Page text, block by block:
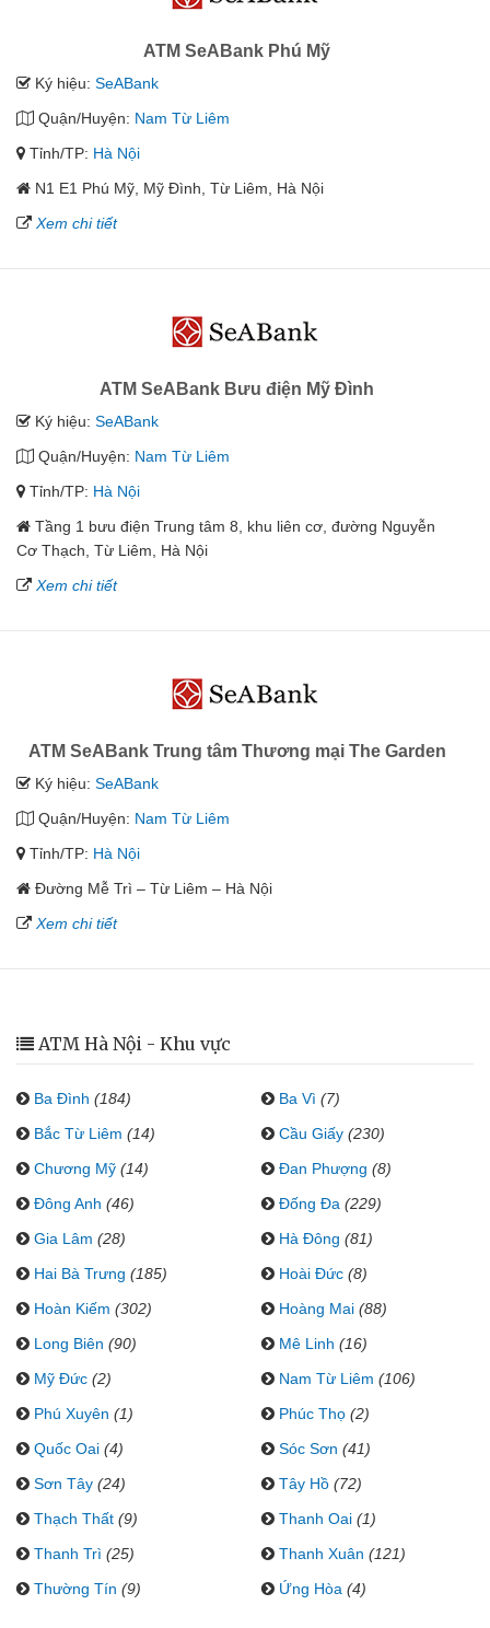
ATM SeABank Phú Mỹ
Ký hiệu: SeABank
Quận/Huyện: Nam Từ Liêm
Tỉnh/TP: Hà Nội
N1 E1 Phú Mỹ, Mỹ Đình, Từ Liêm, Hà Nội
Xem chi tiết
ATM SeABank Bưu điện Mỹ Đình
Ký hiệu: SeABank
Quận/Huyện: Nam Từ Liêm
Tỉnh/TP: Hà Nội
Tầng 1 bưu điện Trung tâm 8, khu liên cơ, đường Nguyễn
Cơ Thạch, Từ Liêm, Hà Nội
Xem chi tiết
ATM SeABank Trung tâm Thương mại The Garden
Ký hiệu: SeABank
Quận/Huyện: Nam Từ Liêm
Tỉnh/TP: Hà Nội
Đường Mễ Trì – Từ Liêm – Hà Nội
Xem chi tiết
ATM Hà Nội - Khu vực
Ba Đình (184) Ba Vì (7)
Bắc Từ Liêm (14) Cầu Giấy (230)
Chương Mỹ (14) Đan Phượng (8)
Đông Anh (46) Đống Đa (229)
Gia Lâm (28) Hà Đông (81)
Hai Bà Trưng (185) Hoài Đức (8)
Hoàn Kiếm (302) Hoàng Mai (88)
Long Biên (90) Mê Linh (16)
Mỹ Đức (2) Nam Từ Liêm (106)
Phú Xuyên (1) Phúc Thọ (2)
Quốc Oai (4) Sóc Sơn (41)
Sơn Tây (24) Tây Hồ (72)
Thạch Thất (9) Thanh Oai (1)
Thanh Trì (25) Thanh Xuân (121)
Thường Tín (9) Ứng Hòa (4)